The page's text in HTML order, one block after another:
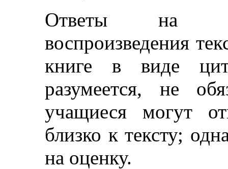
Ответы на
воспроизведения
книге в виде
разумеется, не
учащиеся могут
близко к тексту;
на оценку.